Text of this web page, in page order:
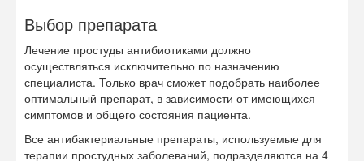
Выбор препарата
Лечение простуды антибиотиками должно
осуществляться исключительно по назначению
специалиста. Только врач сможет подобрать наиболее
оптимальный препарат, в зависимости от имеющихся
симптомов и общего состояния пациента.
Все антибактериальные препараты, используемые для
терапии простудных заболеваний, подразделяются на 4